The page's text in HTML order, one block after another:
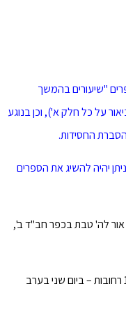
"שיעורים בהמשך
על כל חלק א'), וכן בנוגע
החסידות.
יהיה להשיג את הספרים
אור לה' טבת בכפר חב"ד ב',
* כמו כן ביריד הספרים במרכז דעת – הרצל 141 רחובות – ביום שני בערב